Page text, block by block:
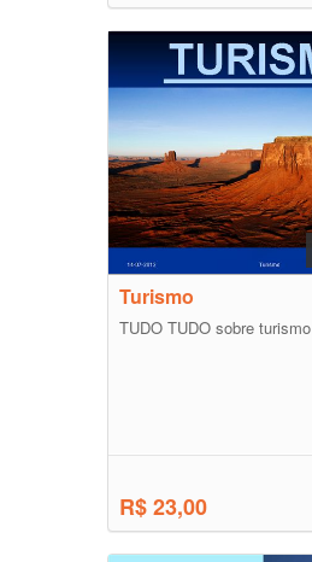
Turismo
TUDO TUDO sobre turismo
R$ 23,00